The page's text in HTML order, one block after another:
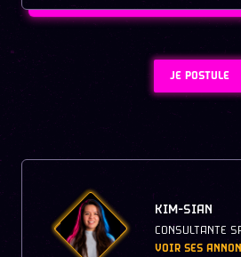
JE POSTULE
KIM-SIAN
CONSULTANTE
VOIR SES